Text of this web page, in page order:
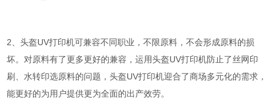
2、头盔UV打印机可兼容不同职业，不限原料，不会形成原料的损
坏。对原料有了更多更好的兼容，运用头盔UV打印机防止了丝网印
刷、水转印选原料的问题，头盔UV打印机迎合了商场多元化的需求，
能更好的为用户提供更为全面的出产效劳。